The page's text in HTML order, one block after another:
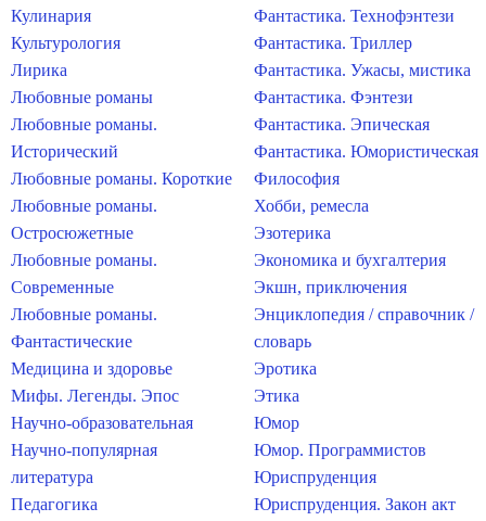
Кулинария
Культурология
Лирика
Любовные романы
Любовные романы.
Исторический
Любовные романы. Короткие
Любовные романы.
Остросюжетные
Любовные романы.
Современные
Любовные романы.
Фантастические
Медицина и здоровье
Мифы. Легенды. Эпос
Научно-образовательная
Научно-популярная
литература
Педагогика
Фантастика. Технофэнтези
Фантастика. Триллер
Фантастика. Ужасы, мистика
Фантастика. Фэнтези
Фантастика. Эпическая
Фантастика. Юмористическая
Философия
Хобби, ремесла
Эзотерика
Экономика и бухгалтерия
Экшн, приключения
Энциклопедия / справочник /
словарь
Эротика
Этика
Юмор
Юмор. Программистов
Юриспруденция
Юриспруденция. Закон акт